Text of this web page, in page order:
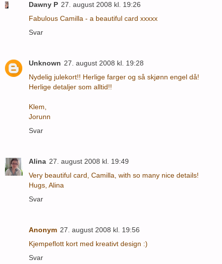
Dawny P 27. august 2008 kl. 19:26
Fabulous Camilla - a beautiful card xxxxx
Svar
Unknown 27. august 2008 kl. 19:28
Nydelig julekort!! Herlige farger og så skjønn engel då!
Herlige detaljer som alltid!!
Klem,
Jorunn
Svar
Alina 27. august 2008 kl. 19:49
Very beautiful card, Camilla, with so many nice details!
Hugs, Alina
Svar
Anonym 27. august 2008 kl. 19:56
Kjempeflott kort med kreativt design :)
Svar